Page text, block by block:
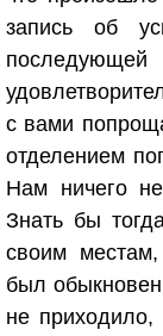
запись об
последующей
с вами
отделением
Нам ничего
Знать бы
своим
был
не приходило,